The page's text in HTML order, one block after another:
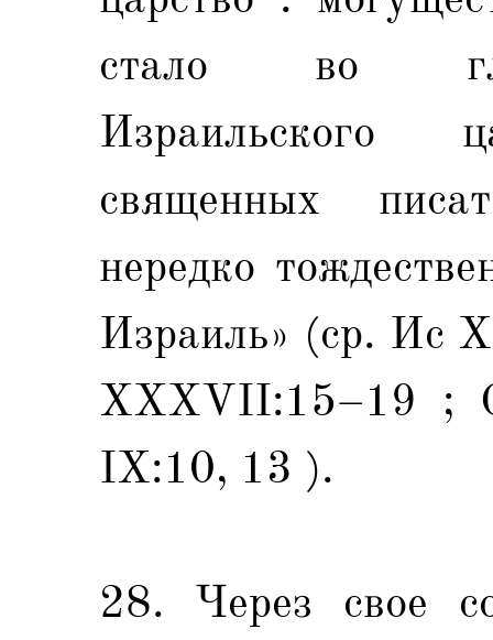
стало во
священных
нередко
Израиль» (ср. Ис
XXXVII:15–19 ;
IX:10, 13 ).
28. Через свое